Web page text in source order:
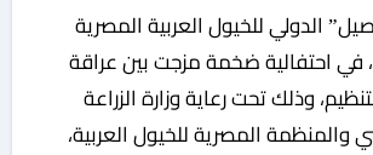
الدولي للخيول العربية المصرية
في احتفالية ضخمة مزجت بين عراقة
وذلك تحت رعاية وزارة الزراعة
والمنظمة المصرية للخيول العربية،